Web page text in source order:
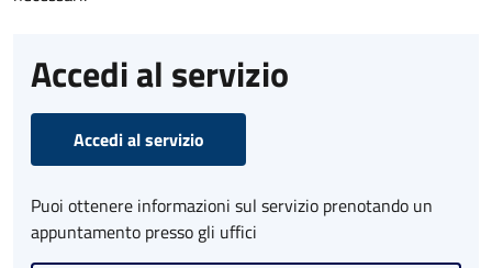
Accedi al servizio
Accedi al servizio
Puoi ottenere informazioni sul servizio prenotando un
appuntamento presso gli uffici